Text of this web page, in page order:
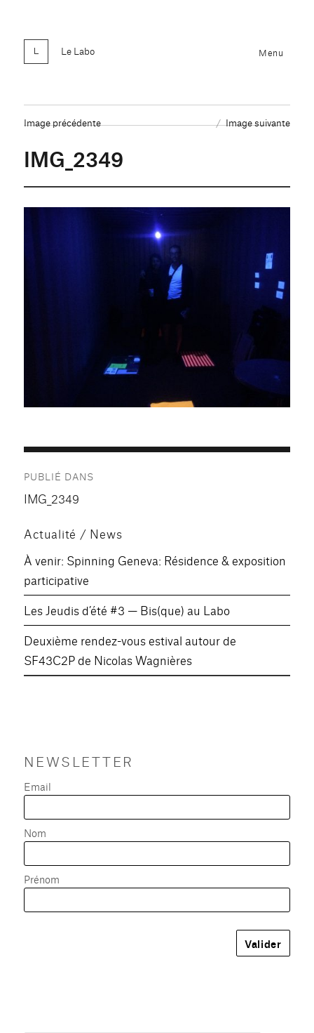
Le Labo Menu
Image précédente Image suivante
IMG_2349
de
PUBLIÉ DANS
IMG_2349
Actualité / News
À venir: Spinning Geneva: Résidence & exposition
participative
Les Jeudis d’été #3 — Bis(que) au Labo
Deuxième rendez-vous estival autour de
SF43C2P de Nicolas Wagnières
NEWSLETTER
Email
Nom
Prénom